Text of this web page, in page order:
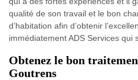
qualité de son travail et le bon
d’habitation afin d’obtenir
immédiatement ADS Services qui
Obtenez le bon
Goutrens